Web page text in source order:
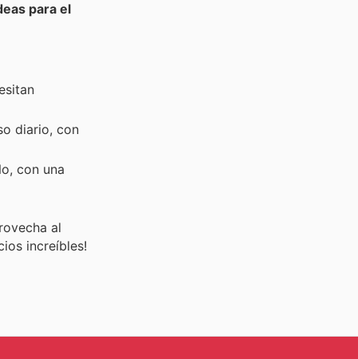
para el
diario, con
con una
al
increíbles!